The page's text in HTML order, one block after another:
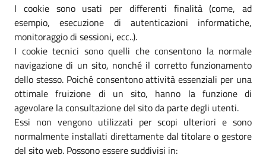
I cookie sono usati per differenti finalità (come, ad
esempio, esecuzione di autenticazioni informatiche,
monitoraggio di sessioni, ecc..).
I cookie tecnici sono quelli che consentono la normale
navigazione di un sito, nonché il corretto funzionamento
dello stesso. Poiché consentono attività essenziali per una
ottimale fruizione di un sito, hanno la funzione di
agevolare la consultazione del sito da parte degli utenti.
Essi non vengono utilizzati per scopi ulteriori e sono
normalmente installati direttamente dal titolare o gestore
del sito web. Possono essere suddivisi in: